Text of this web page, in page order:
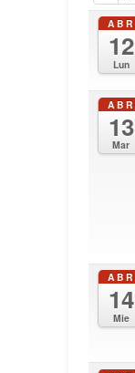
ABR
12
Lun
ABR
13
Mar
ABR
14
Mie